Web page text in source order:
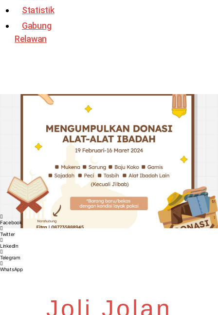
Statistik
Gabung
Relawan
Facebook
Twitter
LinkedIn
Telegram
WhatsApp
Joli Jolan